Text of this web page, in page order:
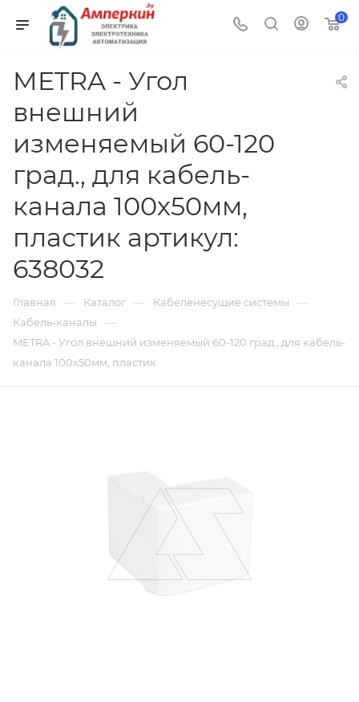
0
METRA - Угол
внешний
изменяемый 60-120
град., для кабель-
канала 100х50мм,
пластик артикул:
638032
Главная — Каталог — Кабеленесущие системы —
Кабель-каналы —
METRA - Угол внешний изменяемый 60-120 град., для кабель-
канала 100х50мм, пластик